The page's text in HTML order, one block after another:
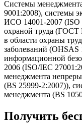
Cистемы
9001:2008), системы
ИСО 14001-2007 (ISO
охраной труда (ГОСТ
в области охраны
заболеваний
информационной
2006 (ISO/IEC
менеджмента
(BS 25999-2:2007)),
менеджмента (BS
Получить